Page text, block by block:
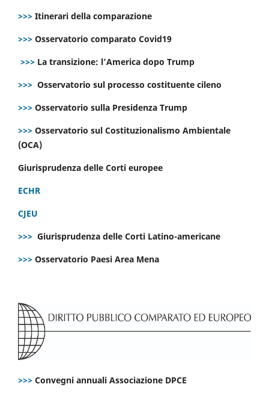
>>> Itinerari della comparazione
>>> Osservatorio comparato Covid19
>>> La transizione: l’America dopo Trump
>>> Osservatorio sul processo costituente cileno
>>> Osservatorio sulla Presidenza Trump
>>> Osservatorio sul Costituzionalismo Ambientale
(OCA)
Giurisprudenza delle Corti europee
ECHR
CJEU
>>> Giurisprudenza delle Corti Latino-americane
>>> Osservatorio Paesi Area Mena
>>> Convegni annuali Associazione DPCE